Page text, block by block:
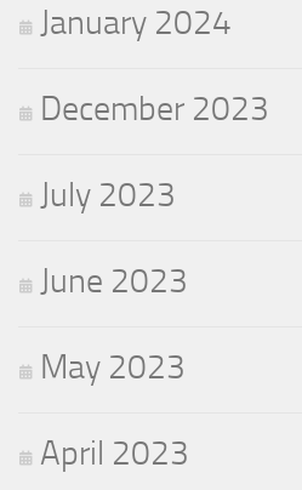
January 2024
December 2023
July 2023
June 2023
May 2023
April 2023